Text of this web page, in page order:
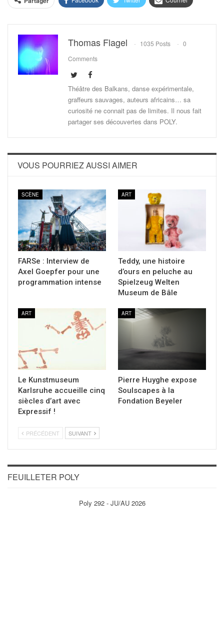
Thomas Flagel 1035 Posts
0
Comments
Théâtre des Balkans, danse expérimentale,
graffeurs sauvages, auteurs africains… sa
curiosité ne connait pas de limites. Il nous fait
partager ses découvertes dans POLY.
VOUS POURRIEZ AUSSI AIMER
SCÈNE
FARSe : Interview de
Axel Goepfer pour une
programmation intense
ART
Teddy, une histoire
d’ours en peluche au
Spielzeug Welten
Museum de Bâle
ART
Le Kunstmuseum
Karlsruhe accueille cinq
siècles d’art avec
Expressif !
ART
Pierre Huyghe expose
Soulscapes à la
Fondation Beyeler
PRÉCÉDENT SUIVANT
FEUILLETER POLY
Poly 292 - JU/AU 2026